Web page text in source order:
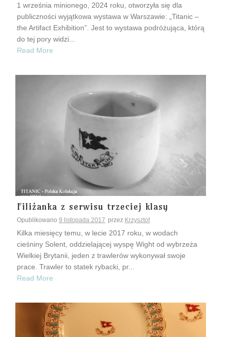
1 września minionego, 2024 roku, otworzyła się dla
publiczności wyjątkowa wystawa w Warszawie: „Titanic –
the Artifact Exhibition”. Jest to wystawa podróżująca, którą
do tej pory widzi...
Read More
Filiżanka z serwisu trzeciej klasy
Opublikowano 9 listopada 2017 przez Krzysztof
Kilka miesięcy temu, w lecie 2017 roku, w wodach
cieśniny Solent, oddzielającej wyspę Wight od wybrzeża
Wielkiej Brytanii, jeden z trawlerów wykonywał swoje
prace. Trawler to statek rybacki, pr...
Read More